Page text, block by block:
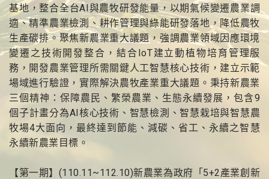
基地，整合全台AI與農牧研發能量，以期氣候變遷農業調
適、精準農業檢測、耕作管理與綠能研發落地，降低農牧
生產碳排。聚焦新農業重大議題，強調農業領域因應環境
變遷之技術開發整合，結合IoT建立動植物培育管理服
務，開發農業管理所需關鍵人工智慧核心技術，建立示範
場域進行驗證，實際解決農牧產業重大議題。秉持新農業
三個精神：保障農民、繁榮農業、生態永續發展，包含9
個子計畫分為AI核心技術、智慧檢測、智慧栽培與智慧農
牧場4大面向，最終達到節能、減碳、省工、永續之智慧
永續新農業目標。
【第一期】(110.11~112.10)新農業為政府「5+2產業創新